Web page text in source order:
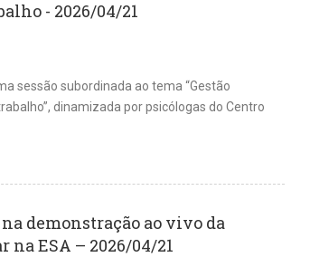
- 2026/04/21
sessão subordinada ao tema “Gestão
dinamizada por psicólogas do Centro
demonstração ao vivo da
na ESA – 2026/04/21